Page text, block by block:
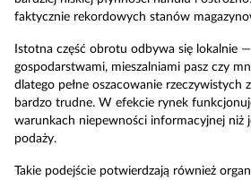
faktycznie rekordowych stanów
Istotna część obrotu odbywa się lokalnie
gospodarstwami, mieszalniami pasz czy
dlatego pełne oszacowanie rzeczywistych
bardzo trudne. W efekcie rynek
warunkach niepewności informacyjnej niż
podaży.
Takie podejście potwierdzają również